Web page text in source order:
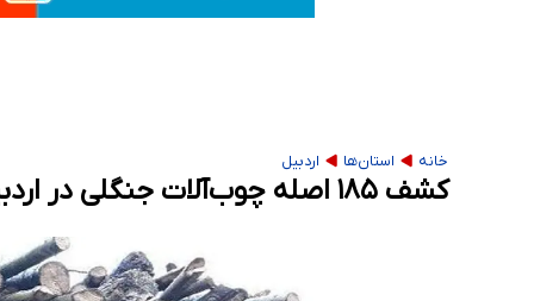
خانه استان‌ها اردبیل
کشف ۱۸۵ اصله چوب‌آلات جنگلی در اردبیل